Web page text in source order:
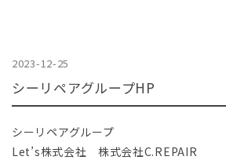
2023-12-25
シーリペアグループHP
シーリペアグループ
Let’s株式会社 株式会社C.REPAIR